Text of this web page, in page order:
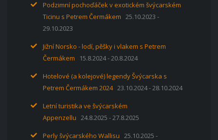
Podzimní pochoďáček v exotickém švýcarském
Ticinu s Petrem Čermákem 25.10.2023 -
29.10.2023
Jižní Norsko - lodí, pěšky i vlakem s Petrem
Čermákem 15.8.2024 - 20.8.2024
Hotelové (a kolejové) legendy Švýcarska s
Petrem Čermákem 202423.10.2024 - 28.10.2024
Letní turistika ve švýcarském
Appenzellu 24.8.2025 - 27.8.2025
Perly švýcarského Wallisu 25.10.2025 -